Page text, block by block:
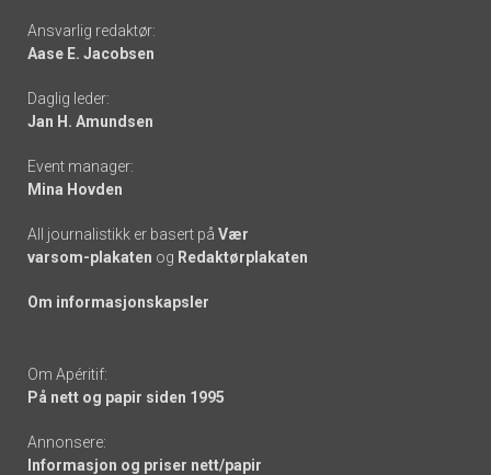
Footer
-
links
Ansvarlig redaktør:
Aase E. Jacobsen
Daglig leder:
Jan H. Amundsen
Event manager:
Mina Hovden
All journalistikk er basert på Vær
varsom-plakaten og Redaktørplakaten
Om informasjonskapsler
Om Apéritif:
På nett og papir siden 1995
Annonsere:
Informasjon og priser nett/papir